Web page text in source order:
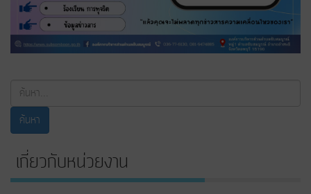
ค้นหา...
ค้นหา
เกี่ยวกับหน่วยงาน